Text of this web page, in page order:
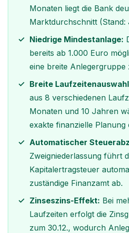
Monaten liegt die Bank
Marktdurchschnitt (Stand:
Niedrige Mindestanlage:
bereits ab 1.000 Euro
eine breite Anlegergruppe
Breite
aus 8 verschiedenen
Monaten und 10 Jahren
exakte finanzielle Planung
Automatischer
Zweigniederlassung führt
Kapitalertragsteuer
zuständige Finanzamt ab.
Zinseszins-Effekt: Bei
Laufzeiten erfolgt die
zum 30.12., wodurch